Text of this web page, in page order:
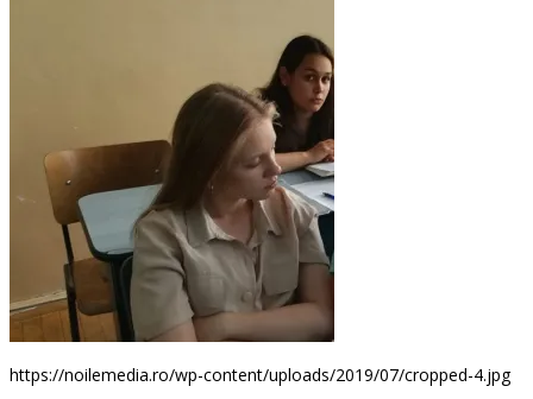
https://noilemedia.ro/wp-content/uploads/2019/07/cropped-4.jpg